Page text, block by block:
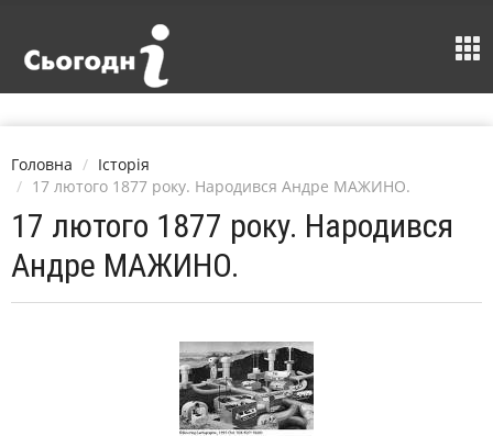
Головна
Історія
17 лютого 1877 року. Народився Андре МАЖИНО.
17 лютого 1877 року. Народився
Андре МАЖИНО.